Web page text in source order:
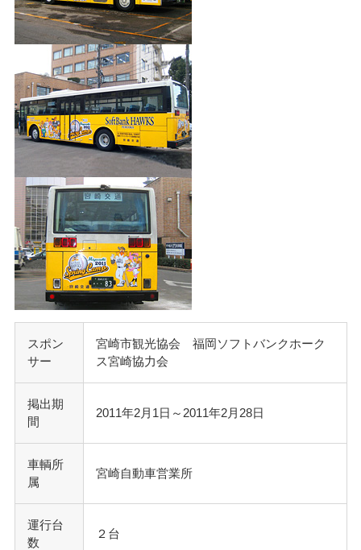
スポン
サー
宮崎市観光協会 福岡ソフトバンクホーク
ス宮崎協力会
掲出期
間
2011年2月1日～2011年2月28日
車輌所
属
宮崎自動車営業所
運行台
数
２台